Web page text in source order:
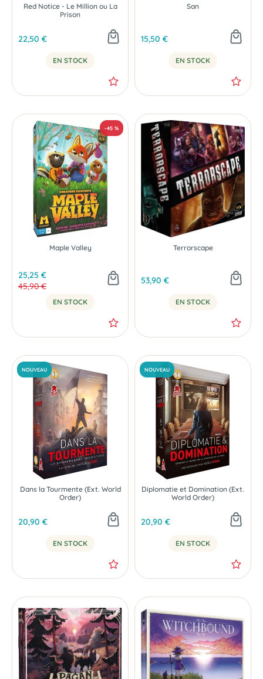
Red Notice - Le Million ou La
Prison
22,50 €
EN STOCK
San
15,50 €
EN STOCK
Maple Valley
25,25 €
45,90 €
EN STOCK
Terrorscape
53,90 €
EN STOCK
NOUVEAU
Dans la Tourmente (Ext. World
Order)
20,90 €
EN STOCK
NOUVEAU
Diplomatie et Domination (Ext.
World Order)
20,90 €
EN STOCK